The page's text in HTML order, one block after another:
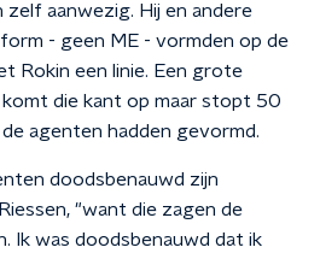
zelf aanwezig. Hij en andere
- geen ME - vormden op de
Rokin een linie. Een grote
die kant op maar stopt 50
agenten hadden gevormd.
doodsbenauwd zijn
"want die zagen de
Ik was doodsbenauwd dat ik